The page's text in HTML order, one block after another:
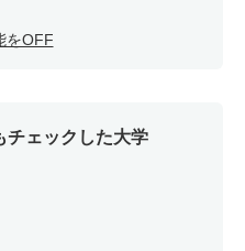
をOFF
チェックした大学